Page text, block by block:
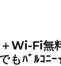
Wi-Fi無
もﾊﾞﾙｺﾆ